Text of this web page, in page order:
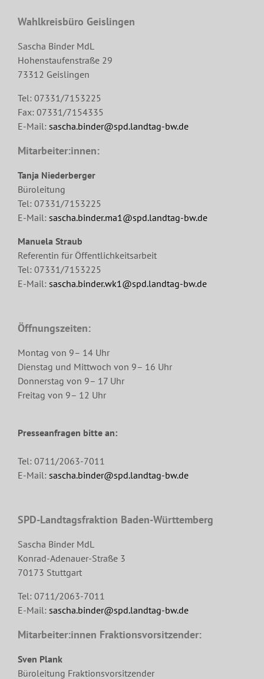
Wahlkreisbüro Geislingen
Sascha Binder MdL
Hohenstaufenstraße 29
73312 Geislingen
Tel: 07331/7153225
Fax: 07331/7154335
E-Mail: sascha.binder@spd.landtag-bw.de
Mitarbeiter:innen:
Tanja Niederberger
Büroleitung
Tel: 07331/7153225
E-Mail: sascha.binder.ma1@spd.landtag-bw.de
Manuela Straub
Referentin für Öffentlichkeitsarbeit
Tel: 07331/7153225
E-Mail: sascha.binder.wk1@spd.landtag-bw.de
Öffnungszeiten:
Montag von 9– 14 Uhr
Dienstag und Mittwoch von 9– 16 Uhr
Donnerstag von 9– 17 Uhr
Freitag von 9– 12 Uhr
Presseanfragen bitte an:
Tel: 0711/2063-7011
E-Mail: sascha.binder@spd.landtag-bw.de
SPD-Landtagsfraktion Baden-Württemberg
Sascha Binder MdL
Konrad-Adenauer-Straße 3
70173 Stuttgart
Tel: 0711/2063-7011
E-Mail: sascha.binder@spd.landtag-bw.de
Mitarbeiter:innen Fraktionsvorsitzender:
Sven Plank
Büroleitung Fraktionsvorsitzender